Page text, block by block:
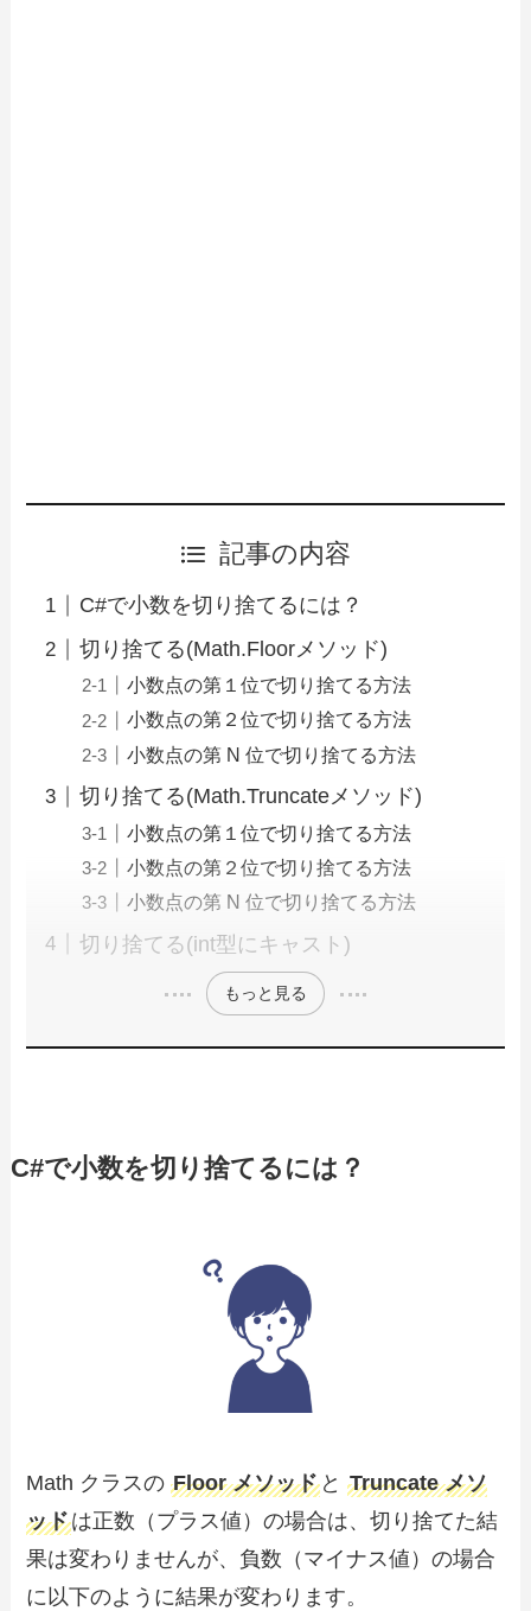
記事の内容
C#で小数を切り捨てるには？
切り捨てる(Math.Floorメソッド)
小数点の第１位で切り捨てる方法
小数点の第２位で切り捨てる方法
小数点の第 N 位で切り捨てる方法
切り捨てる(Math.Truncateメソッド)
小数点の第１位で切り捨てる方法
小数点の第２位で切り捨てる方法
小数点の第 N 位で切り捨てる方法
切り捨てる(int型にキャスト)
もっと見る
C#で小数を切り捨てるには？
Math クラスの Floor メソッド とTruncate メソ
ッドは正数（プラス値）の場合は、切り捨てた結
果は変わりませんが、負数（マイナス値）の場合
に以下のように結果が変わります。